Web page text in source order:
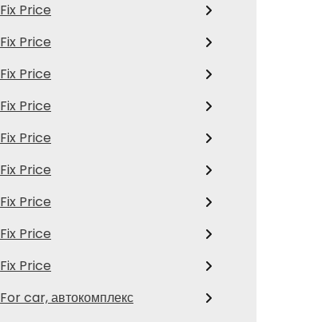
Fix Price
Fix Price
Fix Price
Fix Price
Fix Price
Fix Price
Fix Price
Fix Price
Fix Price
For car, автокомплекс